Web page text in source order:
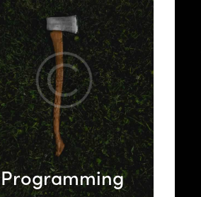
Programming